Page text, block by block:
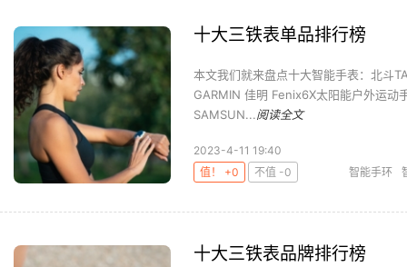
十大三铁表单品排行榜
本文我们就来盘点十大智能手表：北斗
GARMIN 佳明 Fenix6X太阳能户外运
SAMSUN...阅读全文
2023-4-11 19:40
值！ +0
不值 -0 智能手环
十大三铁表品牌排行榜